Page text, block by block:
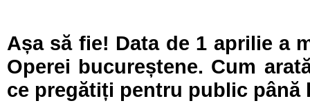
Așa să fie! Data de 1 aprilie a
Operei bucureștene. Cum
ce pregătiți pentru public până